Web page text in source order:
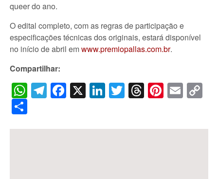
queer do ano.
O edital completo, com as regras de participação e
especificações técnicas dos originais, estará disponível
no início de abril emwww.premiopallas.com.br.
Compartilhar:
WhatsApp
Telegram
Facebook
X LinkedIn
Twitter
Threads